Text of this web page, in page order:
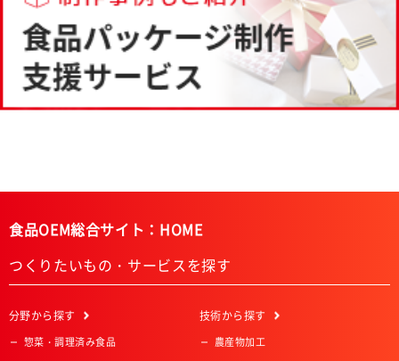
食品OEM総合サイト：HOME
つくりたいもの・サービスを探す
分野から探す
惣菜・調理済み食品
技術から探す
農産物加工